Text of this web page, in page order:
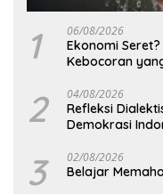
1 06/08/2026
Ekonomi
Kebocoran
2 04/08/2026
Refleksi
Demokrasi
3 02/08/2026
Belajar